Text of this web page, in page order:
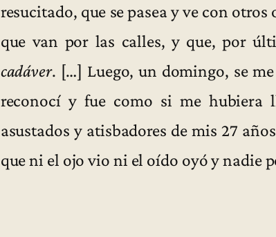
resucitado, que se pasea y ve con otros
que van por las calles, y que, por
cadáver. […] Luego, un domingo, se
reconocí y fue como si me
asustados y atisbadores de mis 27
que ni el ojo vio ni el oído oyó y nadie